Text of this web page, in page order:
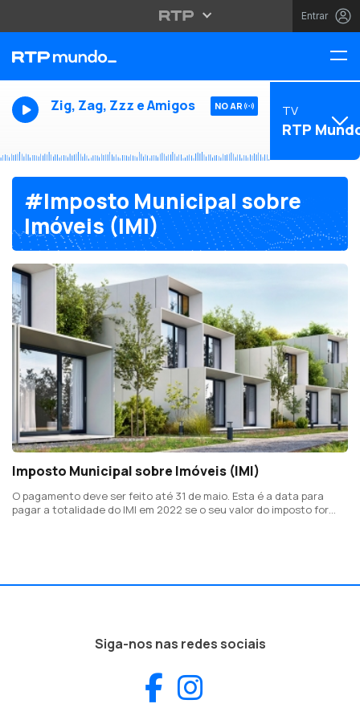
Entrar
Zig, Zag, Zzz e Amigos NO AR TV
RTP
#Imposto Municipal sobre
Imóveis (IMI)
Imposto Municipal sobre Imóveis (IMI)
O pagamento deve ser feito até 31 de maio. Esta é a data para
pagar a totalidade do IMI em 2022 se o seu valor do imposto for
Siga-nos nas redes sociais
Facebook